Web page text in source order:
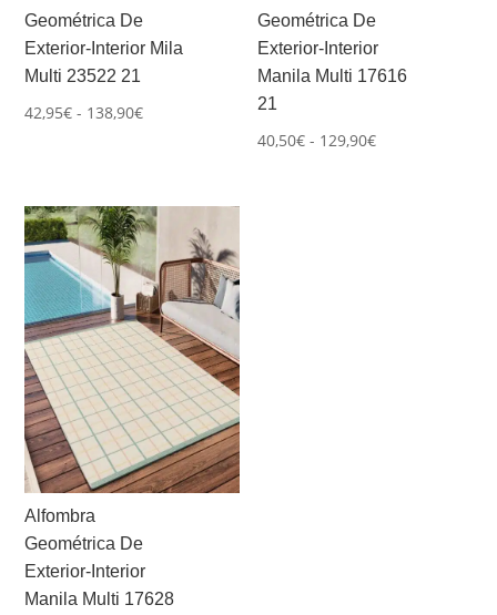
Geométrica De
Exterior-Interior Mila
Multi 23522 21
42,95€ - 138,90€Rango
42,95€
hasta
138,90€
Geométrica De
Exterior-Interior
Manila Multi 17616
21
40,50€ - 129,90€Rango
Alfombra
Geométrica De
Exterior-Interior
Manila Multi 17628